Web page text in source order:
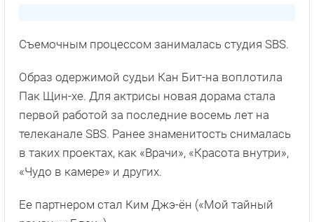
Съемочным процессом занималась студия SBS.
Образ одержимой судьи Кан Бит-на воплотила
Пак Щин-хе. Для актрисы новая дорама стала
первой работой за последние восемь лет на
телеканале SBS. Ранее знаменитость снималась
в таких проектах, как «Врачи», «Красота внутри»,
«Чудо в камере» и других.
Ее партнером стал Ким Джэ-ён («Мой тайный